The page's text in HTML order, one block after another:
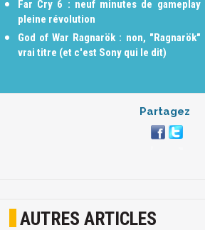
Far Cry 6 : neuf minutes de gameplay
pleine révolution
God of War Ragnarök : non,
vrai titre (et c'est Sony qui le dit)
Partagez
AUTRES ARTICLES